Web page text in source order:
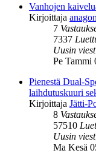
Vanhojen
Kirjoittaja
7
7337
Uusin
Pe Tammi
Pienestä Dual-
laihdutuskuuri
Kirjoittaja Jätti-
8
57510
Uusin
Ma Kesä